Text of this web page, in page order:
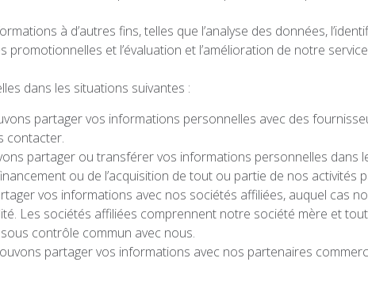
à d’autres fins, telles que l’analyse des données,
promotionnelles et l’évaluation et l’amélioration de notre
dans les situations suivantes :
partager vos informations personnelles avec des
contacter.
partager ou transférer vos informations personnelles dans
ou de l’acquisition de tout ou partie de nos activités
vos informations avec nos sociétés affiliées, auquel cas
Les sociétés affiliées comprennent notre société mère et
contrôle commun avec nous.
partager vos informations avec nos partenaires